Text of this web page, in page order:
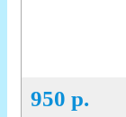
950 р.